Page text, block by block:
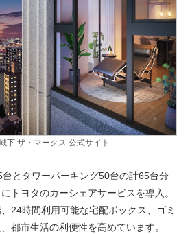
下 ザ・マークス 公式サイト
とタワーパーキング50台の計65台分
トヨタのカーシェアサービスを導入。
24時間利用可能な宅配ボックス、ゴミ
都市生活の利便性を高めています。